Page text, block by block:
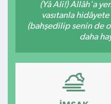
(Yâ Ali!) Allâh'a
vasıtanla
(bahşedilip senin de
daha
Kültür - Sanat
Yaşam